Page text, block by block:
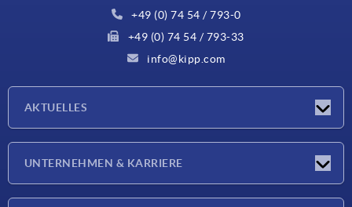
+49 (0) 74 54 / 793-0
+49 (0) 74 54 / 793-33
info@kipp.com
AKTUELLES
Presseberichte
UNTERNEHMEN & KARRIERE